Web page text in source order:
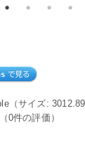
（サイズ: 3012.89
0件の評価）